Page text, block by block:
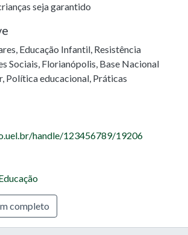
seja garantido
, Educação Infantil, Resistência
Sociais, Florianópolis, Base Nacional
, Política educacional, Práticas
handle/123456789/19206
completo